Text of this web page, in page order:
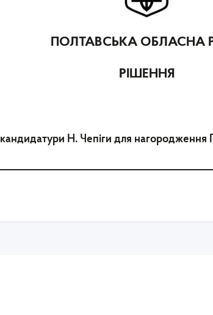
ПОЛТАВСЬКА ОБЛАСНА
РІШЕННЯ
Н. Чепіги для нагородження